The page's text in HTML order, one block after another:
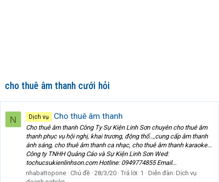
cho thuê âm thanh cưới hỏi
N Dịch vụ Cho thuê âm thanh
Cho thuê âm thanh Công Ty Sự Kiện Linh Sơn chuyên cho thuê âm
thanh phục vụ hội nghị, khai trương, động thổ...,cung cấp âm thanh
ánh sáng, cho thuê âm thanh ca nhạc, cho thuê âm thanh karaoke...
Công ty TNHH Quảng Cáo và Sự Kiện Linh Sơn Wed:
tochucsukienlinhson.com Hotline: 0949774855 Email...
nhabattopone Chủ đề 28/3/20 Trả lời: 1 Diễn đàn: Dịch vụ